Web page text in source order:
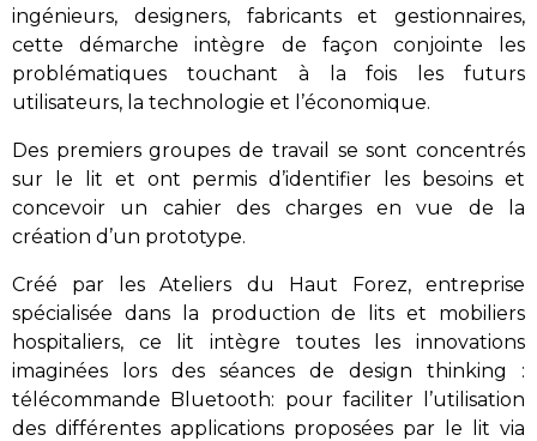
ingénieurs, designers, fabricants et gestionnaires,
cette démarche intègre de façon conjointe les
problématiques touchant à la fois les futurs
utilisateurs, la technologie et l’économique.
Des premiers groupes de travail se sont concentrés
sur le lit et ont permis d’identifier les besoins et
concevoir un cahier des charges en vue de la
création d’un prototype.
Créé par les Ateliers du Haut Forez, entreprise
spécialisée dans la production de lits et mobiliers
hospitaliers, ce lit intègre toutes les innovations
imaginées lors des séances de design thinking :
télécommande Bluetooth: pour faciliter l’utilisation
des différentes applications proposées par le lit via